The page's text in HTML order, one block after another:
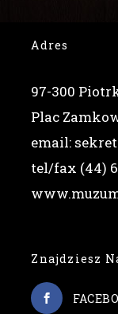
Adres
97-300
Plac
email:
tel/fax (44)
Znajdziesz